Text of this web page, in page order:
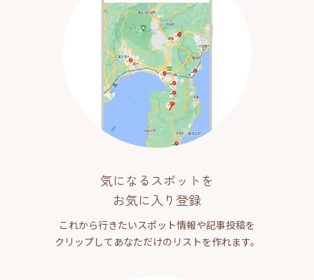
気になるスポットを
お気に入り登録
これから行きたいスポット情報や記事投稿を
クリップしてあなただけのリストを作れます。